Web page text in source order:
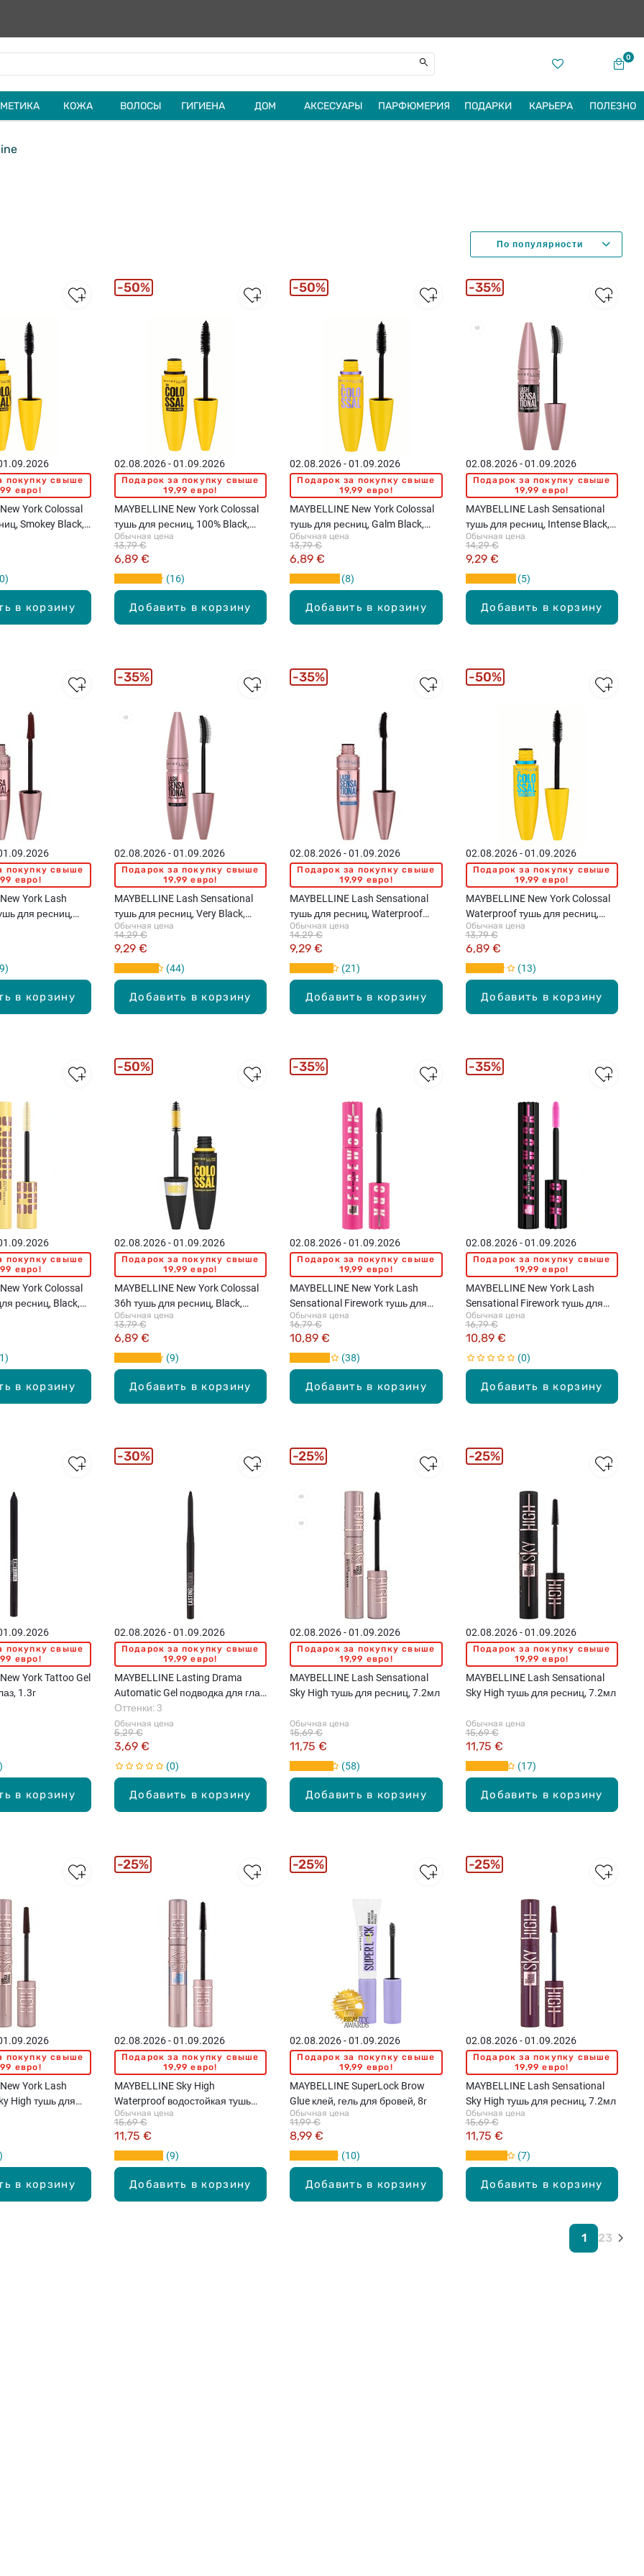
0
КОЖА ВОЛОСЫ ГИГИЕНА ДОМ АКСЕСУАРЫ ПАРФЮМЕРИЯ ПОДАРКИ КАРЬЕРА ПОЛЕЗНО
в корзину
покупку свыше
евро!
York Colossal
Smokey Black,
Добавить в корзину
02.08.2026 - 01.09.2026
Подарок за покупку свыше
19,99 евро!
MAYBELLINE New York Colossal
тушь для ресниц, 100% Black,
10.7мл
Обычная цена
6,89 €
13,79 €
16
50%
Добавить в корзину
02.08.2026 - 01.09.2026
Подарок за покупку свыше
19,99 евро!
MAYBELLINE New York Colossal
тушь для ресниц, Galm Black,
10.7мл
Обычная цена
6,89 €
13,79 €
8
50%
Добавить в корзину
02.08.2026 - 01.09.2026
Подарок за покупку свыше
19,99 евро!
MAYBELLINE Lash Sensational
тушь для ресниц, Intense Black,
9.5мл
Обычная цена
9,29 €
14,29 €
5
35%
в корзину
покупку свыше
евро!
York Lash
для ресниц,
9.5мл
Добавить в корзину
02.08.2026 - 01.09.2026
Подарок за покупку свыше
19,99 евро!
MAYBELLINE Lash Sensational
тушь для ресниц, Very Black,
9.5мл
Обычная цена
9,29 €
14,29 €
44
35%
Добавить в корзину
02.08.2026 - 01.09.2026
Подарок за покупку свыше
19,99 евро!
MAYBELLINE Lash Sensational
тушь для ресниц, Waterproof
Very Black, 9.5мл
Обычная цена
9,29 €
14,29 €
21
35%
Добавить в корзину
02.08.2026 - 01.09.2026
Подарок за покупку свыше
19,99 евро!
MAYBELLINE New York Colossal
Waterproof тушь для ресниц,
Black, 10мл
Обычная цена
6,89 €
13,79 €
13
50%
в корзину
покупку свыше
евро!
York Colossal
ресниц, Black,
Добавить в корзину
02.08.2026 - 01.09.2026
Подарок за покупку свыше
19,99 евро!
MAYBELLINE New York Colossal
36h тушь для ресниц, Black,
10мл
Обычная цена
6,89 €
13,79 €
9
50%
Добавить в корзину
02.08.2026 - 01.09.2026
Подарок за покупку свыше
19,99 евро!
MAYBELLINE New York Lash
Sensational Firework тушь для
ресниц, Very Black, 10мл
Обычная цена
10,89 €
16,79 €
38
35%
Добавить в корзину
02.08.2026 - 01.09.2026
Подарок за покупку свыше
19,99 евро!
MAYBELLINE New York Lash
Sensational Firework тушь для
ресниц, Electro Black, 10мл
Обычная цена
10,89 €
16,79 €
0
35%
в корзину
покупку свыше
евро!
York Tattoo Gel
1.3г
Добавить в корзину
02.08.2026 - 01.09.2026
Подарок за покупку свыше
19,99 евро!
MAYBELLINE Lasting Drama
Automatic Gel подводка для глаз,
1шт.
Обычная цена
3,69 €
5,29 €
Оттенки: 3
0
30%
Добавить в корзину
02.08.2026 - 01.09.2026
Подарок за покупку свыше
19,99 евро!
MAYBELLINE Lash Sensational
Sky High тушь для ресниц, 7.2мл
Обычная цена
11,75 €
15,69 €
58
25%
Добавить в корзину
02.08.2026 - 01.09.2026
Подарок за покупку свыше
19,99 евро!
MAYBELLINE Lash Sensational
Sky High тушь для ресниц, 7.2мл
Обычная цена
11,75 €
15,69 €
17
25%
в корзину
покупку свыше
евро!
York Lash
High тушь для
7.2мл
Добавить в корзину
02.08.2026 - 01.09.2026
Подарок за покупку свыше
19,99 евро!
MAYBELLINE Sky High
Waterproof водостойкая тушь
для ресниц, 6мл
Обычная цена
11,75 €
15,69 €
9
25%
Добавить в корзину
02.08.2026 - 01.09.2026
Подарок за покупку свыше
19,99 евро!
MAYBELLINE SuperLock Brow
Glue клей, гель для бровей, 8г
Обычная цена
8,99 €
11,99 €
10
25%
Добавить в корзину
02.08.2026 - 01.09.2026
Подарок за покупку свыше
19,99 евро!
MAYBELLINE Lash Sensational
Sky High тушь для ресниц, 7.2мл
Обычная цена
11,75 €
15,69 €
7
25%
1 23